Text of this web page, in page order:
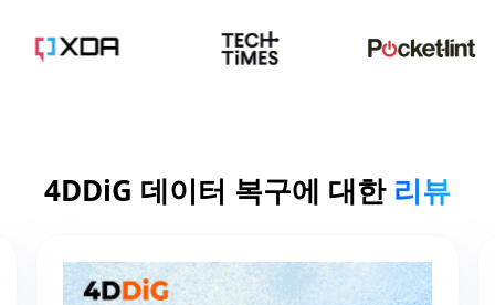
4DDiG 데이터 복구에 대한 리뷰